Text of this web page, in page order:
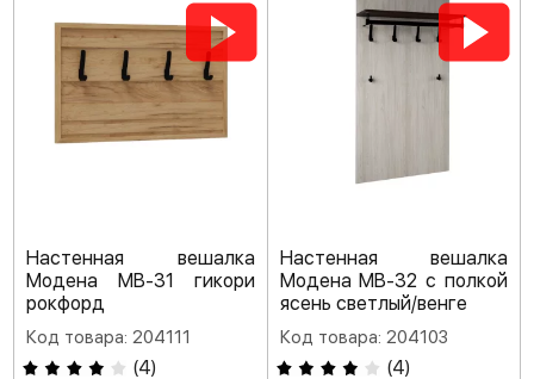
Настенная вешалка
Модена МВ-31 гикори
рокфорд
Код товара: 204111
(4)
Настенная вешалка
Модена МВ-32 с полкой
ясень светлый/венге
Код товара: 204103
(4)